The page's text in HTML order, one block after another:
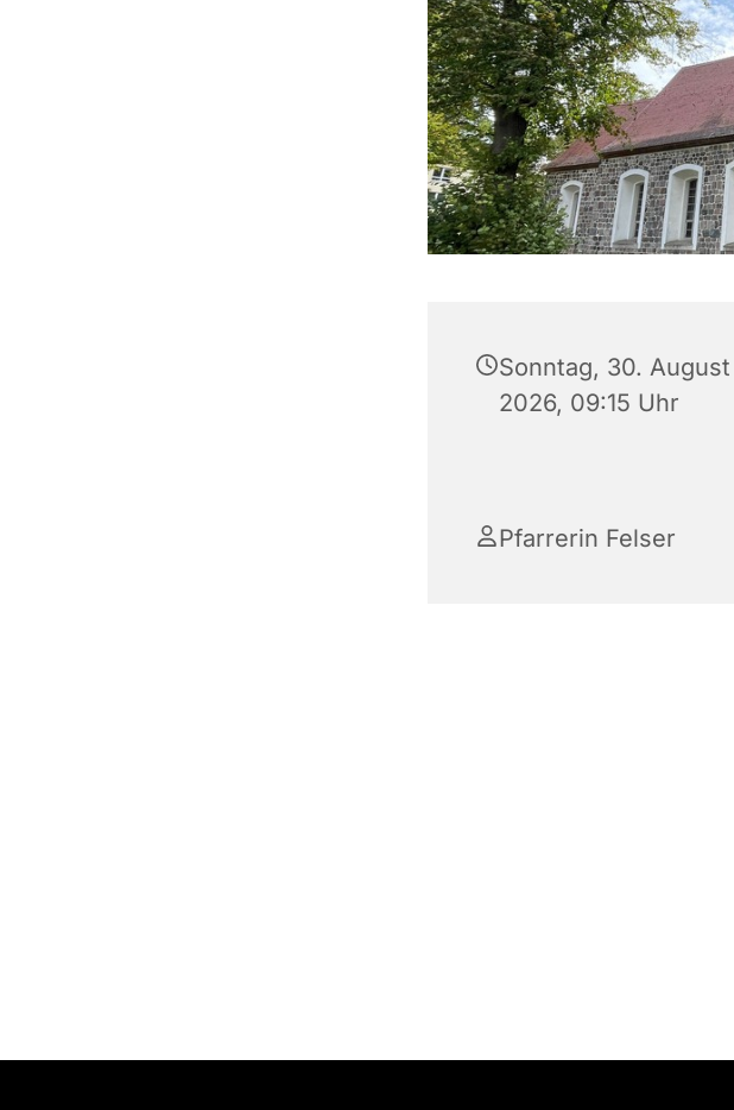
Sonntag, 30. August
2026, 09:15 Uhr
Pfarrerin Felser